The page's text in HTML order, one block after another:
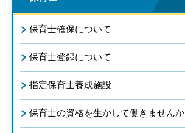
保育士確保について
保育士登録について
指定保育士養成施設
保育士の資格を生かして働きませんか